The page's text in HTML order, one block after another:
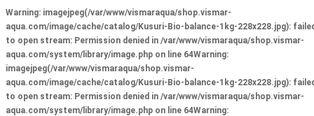
Warning: imagejpeg(/var/www/vismaraqua/shop.vismar-
aqua.com/image/cache/catalog/Kusuri-Bio-balance-1kg-228x228.jpg):
to open stream: Permission denied in /var/www/vismaraqua/shop.vismar-
aqua.com/system/library/image.php on line 64Warning:
imagejpeg(/var/www/vismaraqua/shop.vismar-
aqua.com/image/cache/catalog/Kusuri-Bio-balance-1kg-228x228.jpg):
to open stream: Permission denied in /var/www/vismaraqua/shop.vismar-
aqua.com/system/library/image.php on line 64Warning: